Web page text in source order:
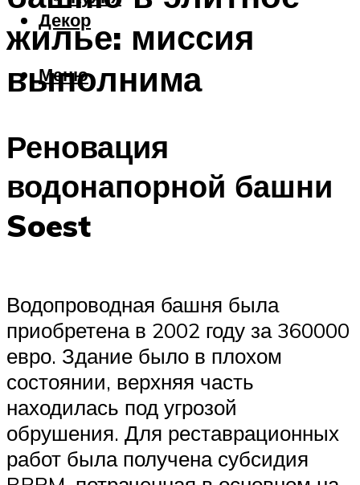
Декор
Меню
жилье: миссия
выполнима
Реновация
водонапорной башни
Soest
Водопроводная башня была
приобретена в 2002 году за 360000
евро. Здание было в плохом
состоянии, верхняя часть
находилась под угрозой
обрушения. Для реставрационных
работ была получена субсидия